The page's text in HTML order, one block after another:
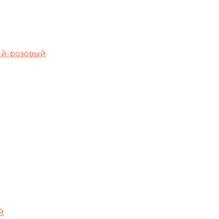
розовый